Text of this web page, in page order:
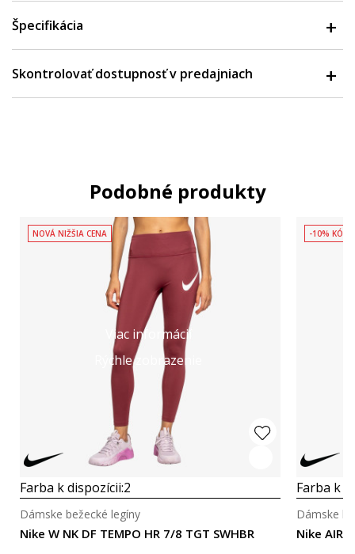
Špecifikácia
Skontrolovať dostupnosť v predajniach
Podobné produkty
Viac informácií
Rýchle zobrazenie
NOVÁ NIŽŠIA CENA
Farba k dispozícii:2
Nike W NK DF TEMPO HR 7/8 TGT SWHBR
Dámske bežecké legíny
-10% KÓD:
Farba k
Nike AIR
Dámske